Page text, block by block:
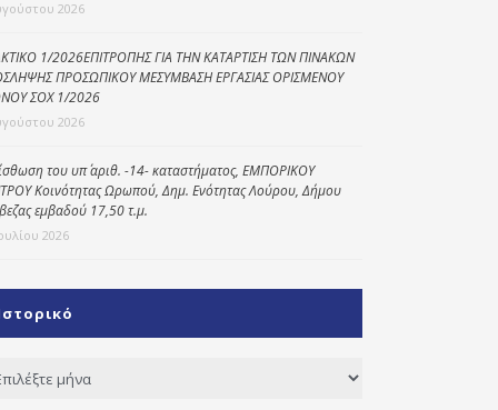
2026
1/2026ΕΠΙΤΡΟΠΗΣ ΓΙΑ ΤΗΝ ΚΑΤΑΡΤΙΣΗ ΤΩΝ ΠΙΝΑΚΩΝ
ΠΡΟΣΩΠΙΚΟΥ ΜΕΣΥΜΒΑΣΗ ΕΡΓΑΣΙΑΣ ΟΡΙΣΜΕΝΟΥ
ΣΟΧ 1/2026
2026
του υπ΄ αριθ. -14- καταστήματος, ΕΜΠΟΡΙΚΟΥ
Κοινότητας Ωρωπού, Δημ. Ενότητας Λούρου, Δήμου
εμβαδού 17,50 τ.μ.
2026